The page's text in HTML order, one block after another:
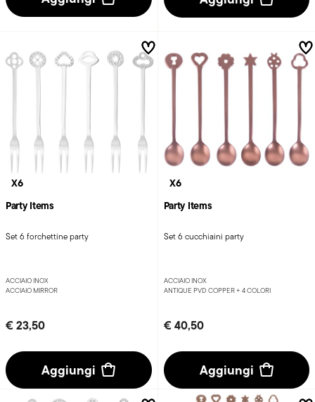
X6
Party Items
Set 6 forchettine party
ACCIAIO INOX
ACCIAIO MIRROR
€ 23,50
Aggiungi
X6
Party Items
Set 6 cucchiaini party
ACCIAIO INOX
ANTIQUE PVD COPPER + 4 COLORI
€ 40,50
Aggiungi